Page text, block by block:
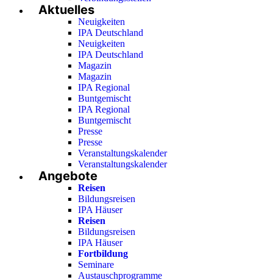
Aktuelles
Neuigkeiten
IPA Deutschland
Neuigkeiten
IPA Deutschland
Magazin
Magazin
IPA Regional
Buntgemischt
IPA Regional
Buntgemischt
Presse
Presse
Veranstaltungskalender
Veranstaltungskalender
Angebote
Reisen
Bildungsreisen
IPA Häuser
Reisen
Bildungsreisen
IPA Häuser
Fortbildung
Seminare
Austauschprogramme